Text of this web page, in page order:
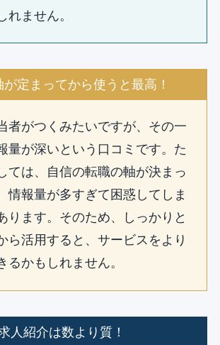
れません。
定まってから使うと最高！
者がつくみたいですが、その一
量が深いという口コミです。た
ては、自信の転職の軸が決まっ
情報量が多すぎて困惑してしま
ります。そのため、しっかりと
ら活用すると、サービスをより
るかもしれません。
人紹介は数より質！